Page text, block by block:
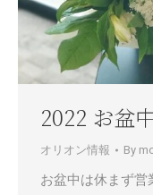
2022 お盆
オリオン情報 By
お盆中は休まず営